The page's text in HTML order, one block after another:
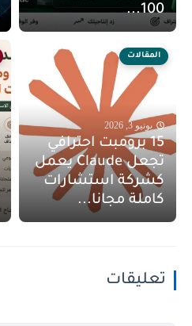
100...
المقالات
يونيو 3, 2026
15 برومبت احترافي
تجعل Claude يعمل
كشركة استشارات
كاملة مجانا...
تعليقات